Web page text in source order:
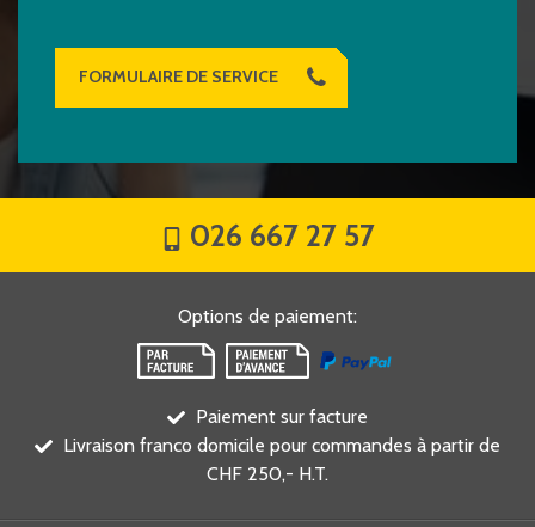
FORMULAIRE DE SERVICE
026 667 27 57
Options de paiement:
Paiement sur facture
Livraison franco domicile pour commandes à partir de
CHF 250,- H.T.